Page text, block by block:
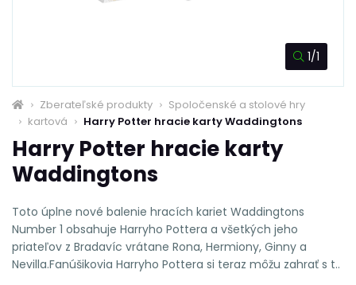
1/1
Zberateľské produkty
Spoločenské a stolové hry
kartová
Harry Potter hracie karty Waddingtons
Harry Potter hracie karty
Waddingtons
Toto úplne nové balenie hracích kariet Waddingtons
Number 1 obsahuje Harryho Pottera a všetkých jeho
priateľov z Bradavíc vrátane Rona, Hermiony, Ginny a
Nevilla.Fanúšikovia Harryho Pottera si teraz môžu zahrať s t..